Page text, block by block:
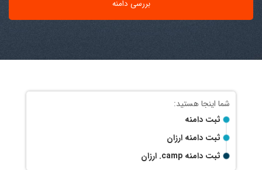
ثبت دامنه
ثبت دامنه ارزان
ثبت دامنه .camp ارزان